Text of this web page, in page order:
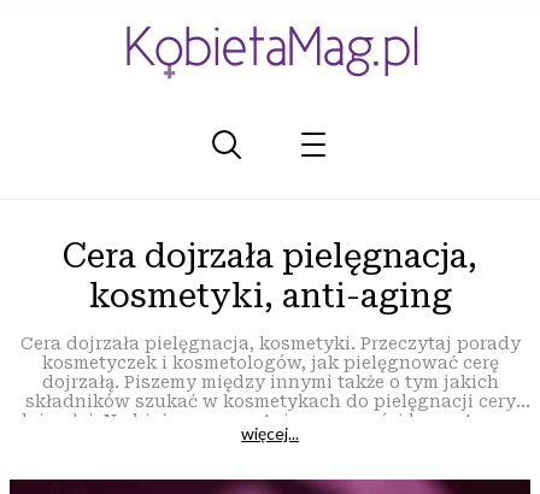
Cera dojrzała pielęgnacja,
kosmetyki, anti-aging
Cera dojrzała pielęgnacja, kosmetyki. Przeczytaj porady
kosmetyczek i kosmetologów, jak pielęgnować cerę
dojrzałą. Piszemy między innymi także o tym jakich
składników szukać w kosmetykach do pielęgnacji cery
dojrzałej. Na bieżąco prezentujemy nowości kosmetyczne
dla tego typu cery.
więcej...